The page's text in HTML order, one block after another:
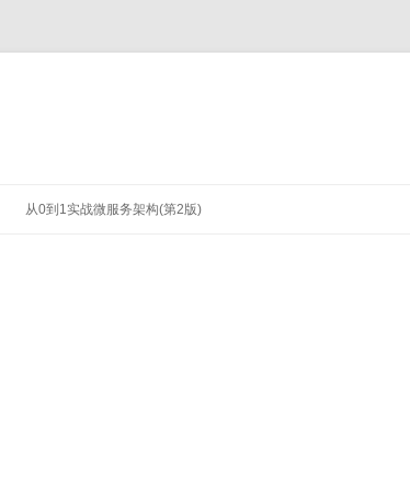
从0到1实战微服务架构(第2版)